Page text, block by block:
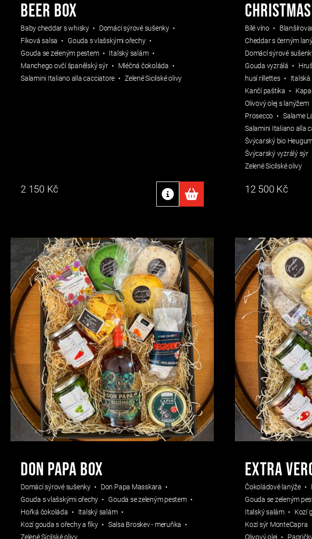
BEER BOX
Baby cheddar s whisky
Domácí sýrové sušenky
Fíková salsa
Gouda s vlašskými ořechy
Gouda se zeleným pestem
Italský salám
Manchego ovčí španělský sýr
Mléčná čokoláda
Salamini Italiano alla cacciatore
Zelené Sicilské olivy
2 150 Kč
Bílé víno
Cheddar s černým
Domácí sýrové
Gouda vyzrálá
husí rillettes
Italská
Kančí paštika
Olivový olej s lanýžem
Prosecco
Salame
Salamini Italiano alla
Švýcarský bio
Švýcarský vyzrálý sýr
Zelené Sicilské olivy
12 500 Kč
Don Papa Box
Domácí sýrové sušenky
Don Papa Masskara
Gouda s vlašskými ořechy
Gouda se zeleným pestem
Hořká čokoláda
Italský salám
Kozí gouda s ořechy a fíky
Salsa Broskev - meruňka
Zelené Sicilské olivy
EXTRA
Čokoládové lanýže
Gouda se zeleným
Italský salám
Kozí
Kozí sýr MonteCapra
Olivový olej